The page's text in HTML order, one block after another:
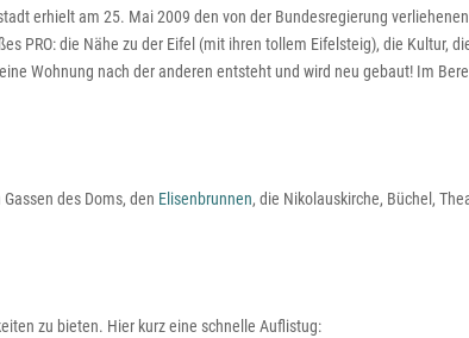
erhielt am 25. Mai 2009 den von der Bundesregierung
PRO: die Nähe zu der Eifel (mit ihren tollem Eifelsteig), die Kultur,
Wohnung nach der anderen entsteht und wird neu gebaut! Im
des Doms, den Elisenbrunnen, die Nikolauskirche, Büchel,
zu bieten. Hier kurz eine schnelle Auflistug: